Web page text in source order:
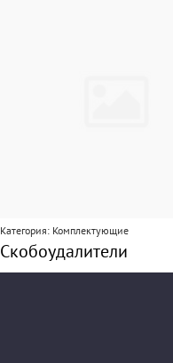
Категория: Комплектующие
Скобоудалители